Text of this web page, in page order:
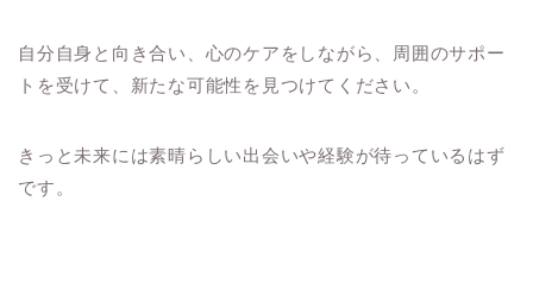
自分自身と向き合い、心のケアをしながら、周囲のサポー
トを受けて、新たな可能性を見つけてください。
きっと未来には素晴らしい出会いや経験が待っているはず
です。